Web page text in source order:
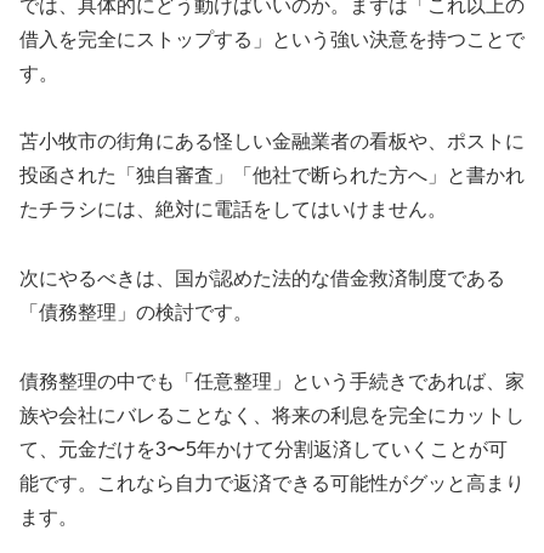
では、具体的にどう動けばいいのか。まずは「これ以上の
借入を完全にストップする」という強い決意を持つことで
す。
苫小牧市の街角にある怪しい金融業者の看板や、ポストに
投函された「独自審査」「他社で断られた方へ」と書かれ
たチラシには、絶対に電話をしてはいけません。
次にやるべきは、国が認めた法的な借金救済制度である
「債務整理」の検討です。
債務整理の中でも「任意整理」という手続きであれば、家
族や会社にバレることなく、将来の利息を完全にカットし
て、元金だけを3〜5年かけて分割返済していくことが可
能です。これなら自力で返済できる可能性がグッと高まり
ます。